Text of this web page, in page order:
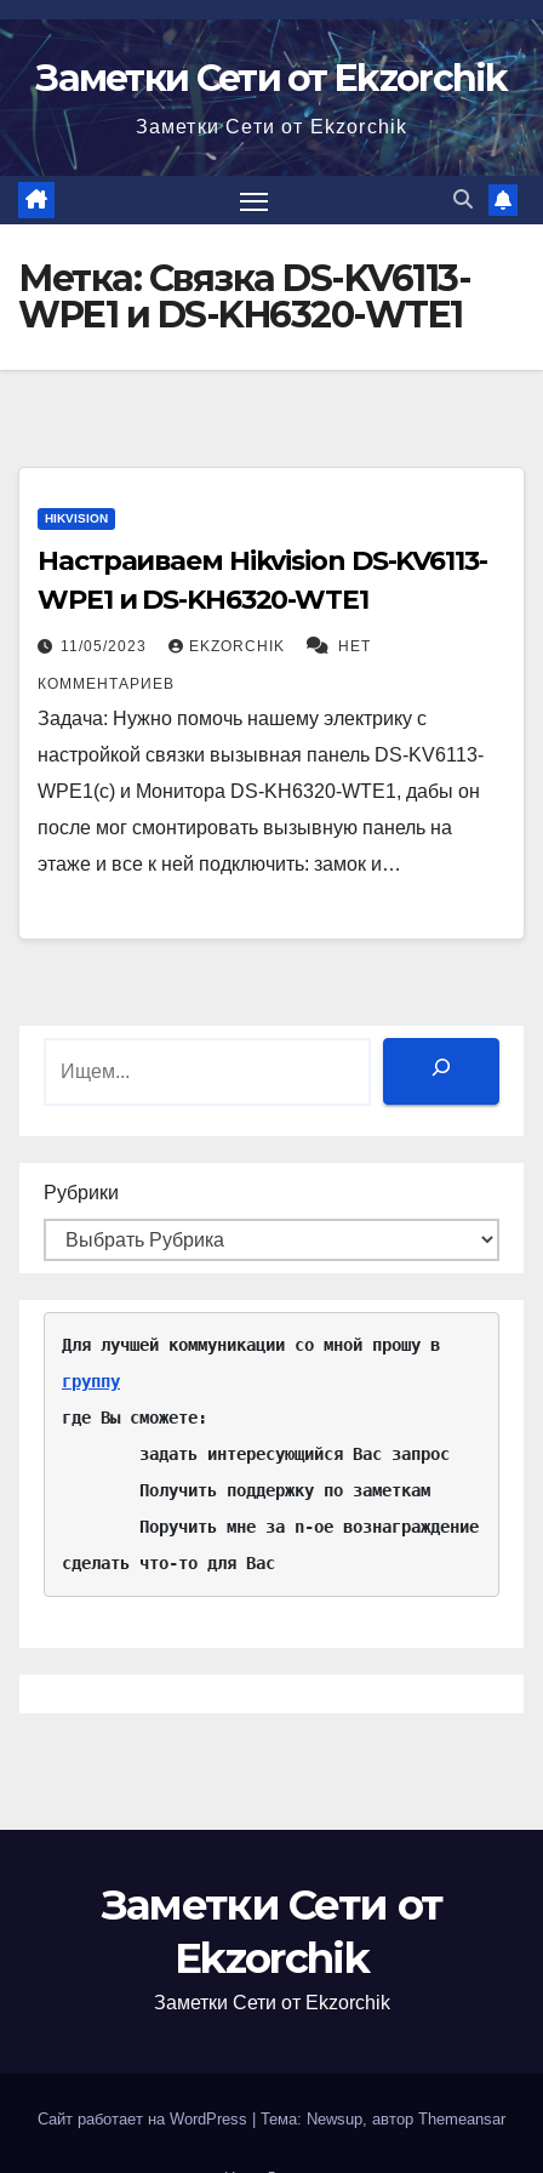
Перейти
содержимому
Заметки Сети от Ekzorchik
Заметки Сети от Ekzorchik
Метка:Связка DS-KV6113-
WPE1 и DS-KH6320-WTE1
HIKVISION
Настраиваем Hikvision DS-KV6113-
WPE1 и DS-KH6320-WTE1
11/05/2023 EKZORCHIK НЕТ
КОММЕНТАРИЕВ
Задача: Нужно помочь нашему электрику с
настройкой связки вызывная панель DS-KV6113-
WPE1(c) и Монитора DS-KH6320-WTE1, дабы он
после мог смонтировать вызывную панель на
этаже и все к ней подключить: замок и…
Поиск
Рубрики
группу
где Вы сможете:
сделать что-то для Вас
Заметки Сети от
Ekzorchik
Заметки Сети от Ekzorchik
Сайт работает на WordPress Тема: Newsup, автор Themeansar